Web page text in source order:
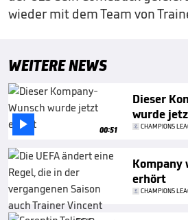
wieder mit dem Team von
WEITERE NEWS
 00:51
Dieser
wurde
CHAMPIONS
Kompany
erhört
CHAMPIONS